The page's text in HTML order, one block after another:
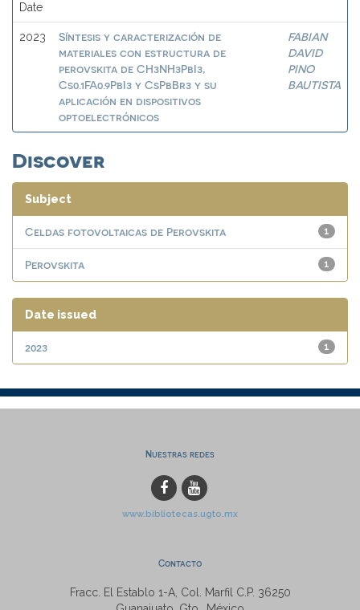
Date
2023
Síntesis y caracterización de
materiales con estructura de
perovskita de CH3NH3PbI3,
Cs0.1FA0.9PbI3 y CsPbBr3 y su
aplicación en dispositivos
optoelectrónicos
FABIAN
DAVID
PINO
BAUTISTA
Discover
Subject
1
Celdas fotovoltaicas de Perovskita
1
Perovskita
Date issued
1
2023
Nuestras redes
www.bibliotecas.ugto.mx
Contacto
Fracc. El Establo 1-A, Col. Marfil C.P. 36250